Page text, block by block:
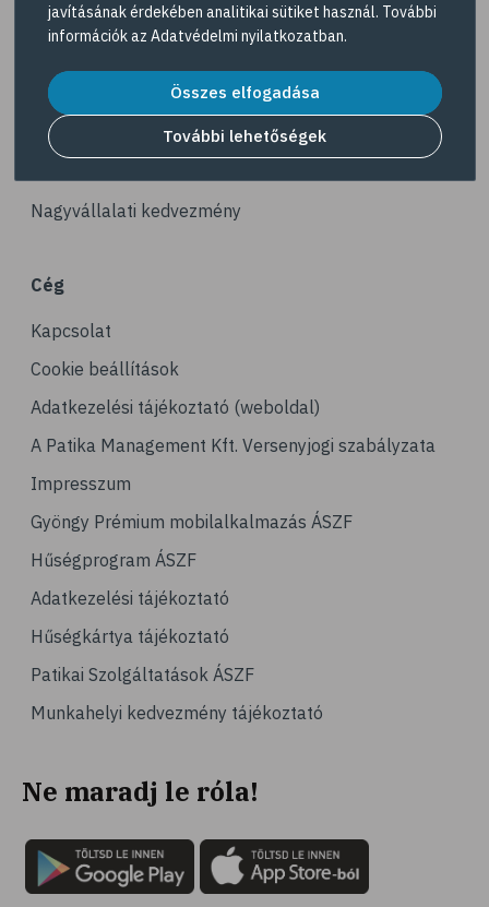
# fényvédelem
# szauna
# pakolás
# bőrrák
# napozás
# leégés
# szolárium
# köröm
# körömápolás
# fertőtlenítés
# méz
# jód
# szájápolás
# fogápolás
# szájvíz
# klórhexidin
# fogérzékenység
Navigáció
Dermokozmetikumok
Gyöngy Patika Magazin
Nagyvállalati kedvezmény
Cég
Kapcsolat
Cookie beállítások
Adatkezelési tájékoztató (weboldal)
A Patika Management Kft. Versenyjogi szabályzata
Impresszum
Gyöngy Prémium mobilalkalmazás ÁSZF
Hűségprogram ÁSZF
Adatkezelési tájékoztató
Hűségkártya tájékoztató
Patikai Szolgáltatások ÁSZF
Munkahelyi kedvezmény tájékoztató
Ne maradj le róla!
javításának érdekében analitikai sütiket használ. További
információk az Adatvédelmi nyilatkozatban.
Összes elfogadása
További lehetőségek